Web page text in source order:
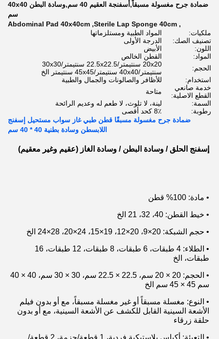
ضمادة جرح مغسولة مسبقاً,أسفنجة العقيم 40 سم,وسادة البطن 40x40
سم
,
Sterile Lap Sponge 40cm
,
Abdominal Pad 40x40cm
ملكيات:
المواد الطبية ومستلزماتها
تصنيف الصك:
الدرجة الأولى
اللون:
الأبيض
المواد:
القطن الخالص
الحجم:
20x20 سنتيمتر/22.5x22.5 سنتيمتر/30x30
سنتيمتر/40x40 سنتيمتر/45x45 سنتيمتر الخ
استخدام:
للأظافر والصالونات والجمال والطبية
خدمة صانعي
القطع الاصلية:
متاحة
السمة:
لينة، لا تلوث، لا طعم له وعديم الرائحة
رطوبة:
8٪ كحد أقصى
ضمادة جرح مغسولة مسبقًا قطن طبي غاز سواب مستحيل إسفنج
اللابسطن وسادة بطنية 40 * 40 سم
إسفنج الحلق / وسادة البطن / وسادة الغاز (عقيم وغير معقيم)
• مادة: 100% قطن
• خيط القطن: 40، 32، 21 الخ
• حجم الشبكة: 20×9، 20×12، 19×15، 24×20، 28×24 الخ
طبقات، الخ
سم 45 × 45 سم الخ
حلقة زرقاء
• التعبئة: أكياس بلاستيكية فردية، 1 قطعة/حزمة، 2 قطعة/